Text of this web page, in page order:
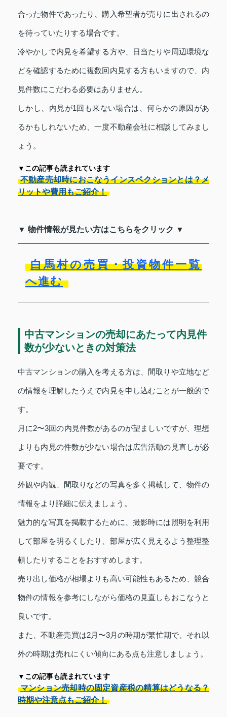
合った物件であったり、購入希望者が売りに出されるの
を待っていたりする場合です。
冷やかしで内見を希望する方や、日当たりや周辺環境な
どを確認するために複数回内見する方もいますので、内
見件数にこだわる必要はありません。
しかし、内見が1回も来ない場合は、何らかの原因があ
るかもしれないため、一度不動産会社に相談してみまし
ょう。
▼この記事も読まれています
不動産売却時におこなうインスペクションとは？メ
リットや費用もご紹介！
▼ 物件情報が見たい方はこちらをクリック ▼
白馬村の売買・投資物件一覧
へ進む
中古マンションの売却にあたって内見件
数が少ないときの対策法
中古マンションの購入を考える方は、間取りや立地など
の情報を理解したうえで内見を申し込むことが一般的で
す。
月に2〜3回の内見件数があるのが望ましいですが、理想
よりも内見の件数が少ない場合は広告活動の見直しが必
要です。
外観や内観、間取りなどの写真を多く掲載して、物件の
情報をより詳細に伝えましょう。
魅力的な写真を掲載するために、撮影時には照明を利用
して部屋を明るくしたり、部屋が広く見えるよう整理整
頓したりすることをおすすめします。
売り出し価格が相場よりも高い可能性もあるため、競合
物件の情報を参考にしながら価格の見直しもおこなうと
良いです。
また、不動産売買は2月〜3月の時期が繁忙期で、それ以
外の時期は売れにくい傾向にある点も注意しましょう。
▼この記事も読まれています
マンション売却時の固定資産税の精算はどうなる？
時期や注意点もご紹介！